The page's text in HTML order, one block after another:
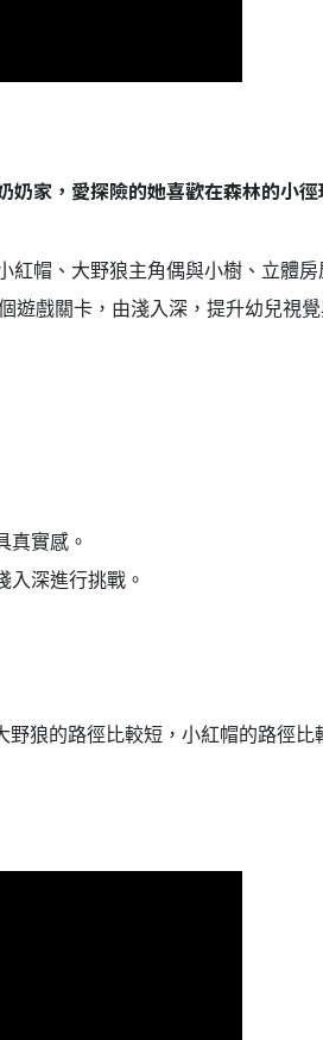
奶家，愛探險的她喜歡在森林的小
紅帽、大野狼主角偶與小樹、立體
遊戲關卡，由淺入深，提升幼兒視
真實感。
入深進行挑戰。
狼的路徑比較短，小紅帽的路徑